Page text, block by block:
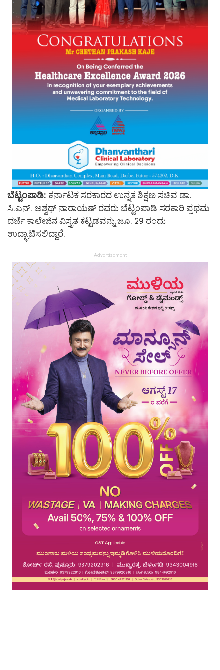
ಬೆಟ್ಟಂಪಾಡಿ: ಕರ್ನಾಟಕ ಸರಕಾರದ ಉನ್ನತ ಶಿಕ್ಷಣ ಸಚಿವ ಡಾ.
ಸಿ.ಎನ್. ಅಶ್ವಥ್ ನಾರಾಯಣ್ ರವರು ಬೆಟ್ಟಂಪಾಡಿ ಸರಕಾರಿ ಪ್ರಥಮ
ದರ್ಜೆ ಕಾಲೇಜಿನ ವಿಸ್ತೃತ ಕಟ್ಟಡವನ್ನು ಜೂ. 29 ರಂದು
ಉದ್ಘಾಟಿಸಲಿದ್ದಾರೆ.
Advertisement